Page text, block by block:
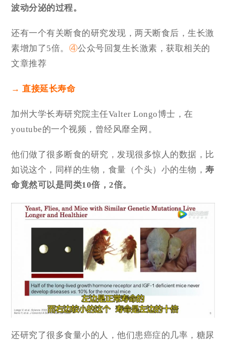
波动分泌的过程。
还有一个有关断食的研究发现，两天断食后，生长激
素增加了5倍。 ④公众号回复生长激素，获取相关的
文章推荐
→ 直接延长寿命
加州大学长寿研究院主任Valter Longo博士，在
youtube的一个视频，曾经风靡全网。
他们做了很多断食的研究，发现很多惊人的数据，比
如说这个，同样的生物，食量（个头）小的生物，寿
命竟然可以是同类10倍，2倍。
还研究了很多食量小的人，他们患癌症的几率，糖尿